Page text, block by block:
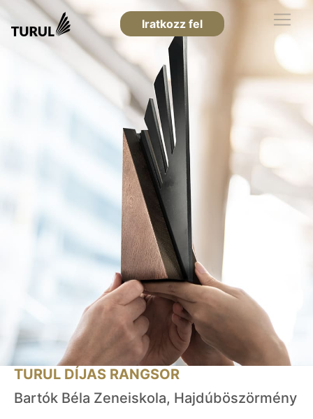
Iratkozz fel
TURUL DÍJAS RANGSOR
Bartók Béla Zeneiskola, Hajdúböszörmény